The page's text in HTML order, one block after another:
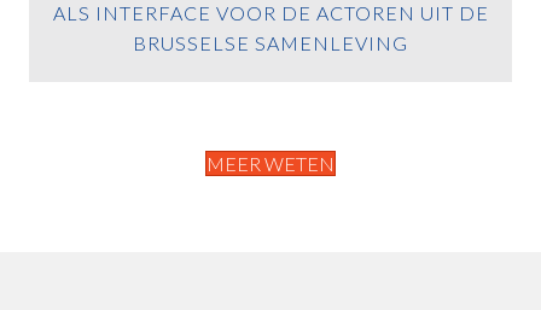
ALS INTERFACE VOOR DE ACTOREN UIT DE
BRUSSELSE SAMENLEVING
MEER WETEN